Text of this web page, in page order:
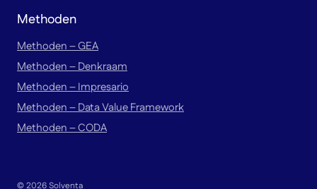
Methoden
Methoden – GEA
Methoden – Denkraam
Methoden – Impresario
Methoden – Data Value Framework
Methoden – CODA
© 2026 Solventa